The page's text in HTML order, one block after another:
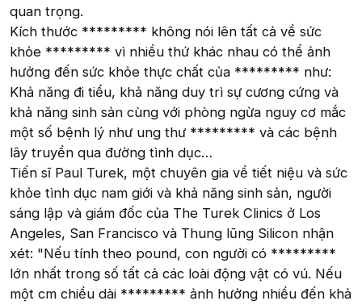
quan trọng.
Kích thước ********* không nói lên tất cả về sức
khỏe ********* vì nhiều thứ khác nhau có thể ảnh
hưởng đến sức khỏe thực chất của ********* như:
Khả năng đi tiểu, khả năng duy trì sự cương cứng và
khả năng sinh sản cùng với phòng ngừa nguy cơ mắc
một số bệnh lý như ung thư ********* và các bệnh
lây truyền qua đường tình dục…
Tiến sĩ Paul Turek, một chuyên gia về tiết niệu và sức
khỏe tình dục nam giới và khả năng sinh sản, người
sáng lập và giám đốc của The Turek Clinics ở Los
Angeles, San Francisco và Thung lũng Silicon nhận
xét: "Nếu tính theo pound, con người có *********
lớn nhất trong số tất cả các loài động vật có vú. Nếu
một cm chiều dài ********* ảnh hưởng nhiều đến khả